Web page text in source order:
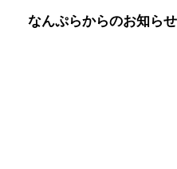
なんぷらからのお知ら